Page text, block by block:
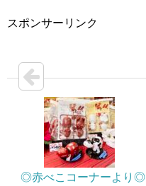
スポンサーリンク
◎赤べこコーナーより◎